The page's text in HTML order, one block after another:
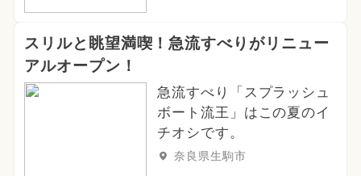
スリルと眺望満喫！急流すべりがリニュー
アルオープン！
急流すべり「スプラッシュ
ボート流王」はこの夏のイ
チオシです。
奈良県生駒市